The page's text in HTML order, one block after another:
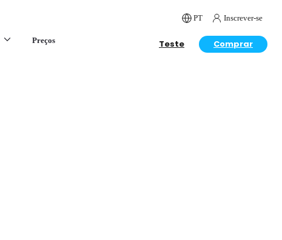
PT Inscrever-se
Preços Teste Comprar